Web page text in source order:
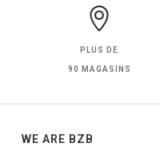
PLUS DE
90 MAGASINS
WE ARE BZB